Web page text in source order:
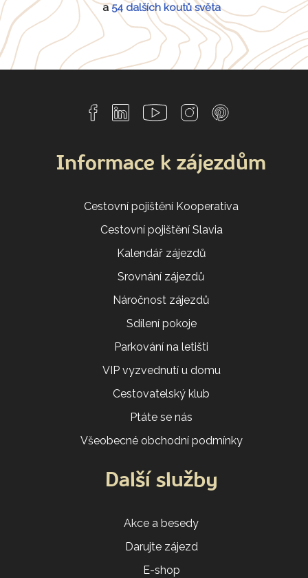
a54 dalších koutů světa
Informace k zájezdům
Cestovní pojištění Kooperativa
Cestovní pojištění Slavia
Kalendář zájezdů
Srovnání zájezdů
Náročnost zájezdů
Sdílení pokoje
Parkování na letišti
VIP vyzvednutí u domu
Cestovatelský klub
Ptáte se nás
Všeobecné obchodní podmínky
Další služby
Akce a besedy
Darujte zájezd
E-shop